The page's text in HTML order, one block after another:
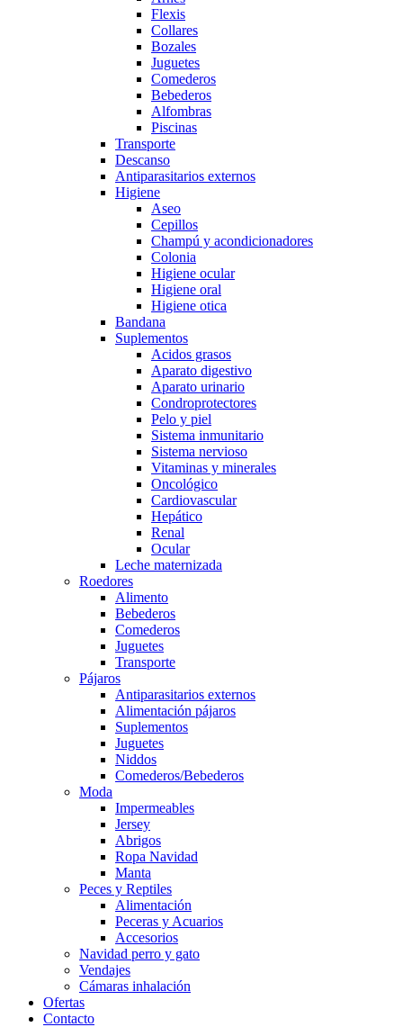
Flexis
Collares
Bozales
Juguetes
Comederos
Bebederos
Alfombras
Piscinas
Transporte
Descanso
Antiparasitarios externos
Higiene
Aseo
Cepillos
Champú y acondicionadores
Colonia
Higiene ocular
Higiene oral
Higiene otica
Bandana
Suplementos
Acidos grasos
Aparato digestivo
Aparato urinario
Condroprotectores
Pelo y piel
Sistema inmunitario
Sistema nervioso
Vitaminas y minerales
Oncológico
Cardiovascular
Hepático
Renal
Ocular
Leche maternizada
Roedores
Alimento
Bebederos
Comederos
Juguetes
Transporte
Pájaros
Antiparasitarios externos
Alimentación pájaros
Suplementos
Juguetes
Niddos
Comederos/Bebederos
Moda
Impermeables
Jersey
Abrigos
Ropa Navidad
Manta
Peces y Reptiles
Alimentación
Peceras y Acuarios
Accesorios
Navidad perro y gato
Vendajes
Cámaras inhalación
Ofertas
Contacto